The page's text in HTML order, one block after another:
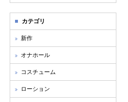
カテゴリ
新作
オナホール
コスチューム
ローション